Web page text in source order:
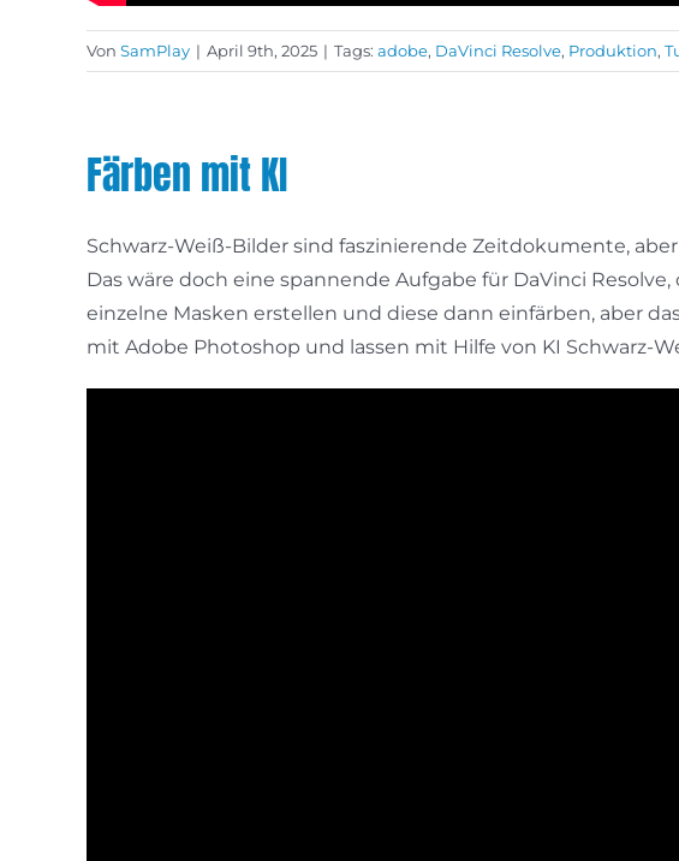
Von SamPlay | April 9th, 2025 | Tags: adobe, DaVinci Resolve, Produktion,
Färben mit KI
Schwarz-Weiß-Bilder sind faszinierende Zeitdokumente,
Das wäre doch eine spannende Aufgabe für DaVinci
einzelne Masken erstellen und diese dann einfärben, aber
mit Adobe Photoshop und lassen mit Hilfe von KI Schwarz-